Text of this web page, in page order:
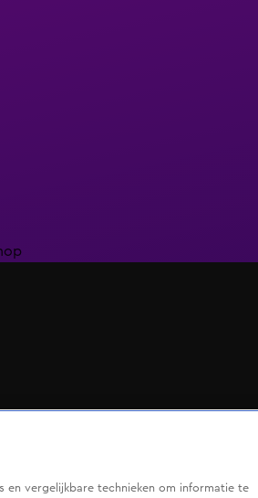
en vergelijkbare technieken om informatie te